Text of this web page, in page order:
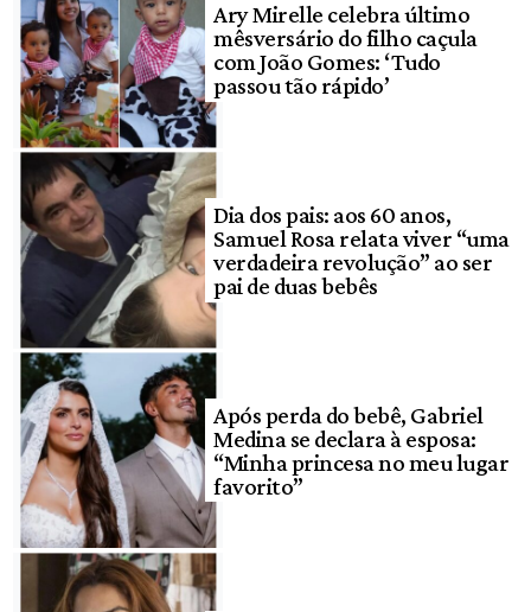
Ary Mirelle celebra último
mêsversário do filho caçula
com João Gomes: ‘Tudo
passou tão rápido’
Dia dos pais: aos 60 anos,
Samuel Rosa relata viver “uma
verdadeira revolução” ao ser
pai de duas bebês
Após perda do bebê, Gabriel
Medina se declara à esposa:
“Minha princesa no meu lugar
favorito”